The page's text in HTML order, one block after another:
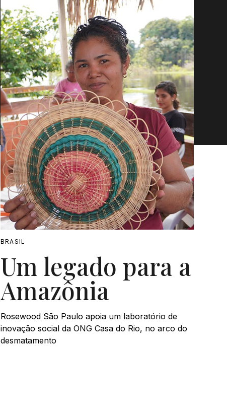
BRASIL
Um legado para a
Amazônia
Rosewood São Paulo apoia um laboratório de
inovação social da ONG Casa do Rio, no arco do
desmatamento